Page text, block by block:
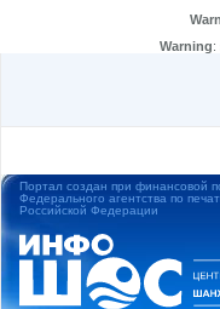
Warning:
Портал создан при финансовой
Федерального агентства по
Российской Федерации